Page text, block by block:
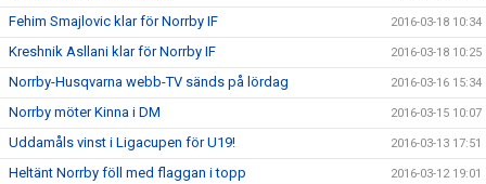
Fehim Smajlovic klar för Norrby IF 2016-03-18 10:34
Kreshnik Asllani klar för Norrby IF 2016-03-18 10:25
Norrby-Husqvarna webb-TV sänds på lördag 2016-03-16 15:34
Norrby möter Kinna i DM 2016-03-15 10:07
Uddamåls vinst i Ligacupen för U19! 2016-03-13 17:51
Heltänt Norrby föll med flaggan i topp 2016-03-12 19:01